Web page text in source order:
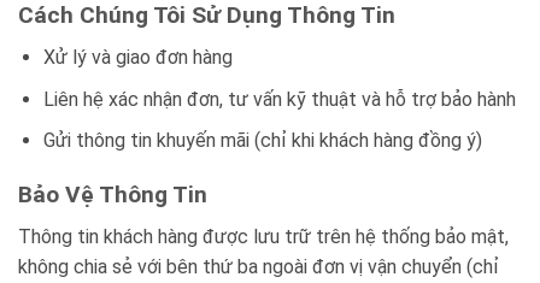
Báo giá miễn phí →
Cách Chúng Tôi Sử Dụng Thông Tin
Xử lý và giao đơn hàng
Liên hệ xác nhận đơn, tư vấn kỹ thuật và hỗ trợ bảo hành
Gửi thông tin khuyến mãi (chỉ khi khách hàng đồng ý)
Bảo Vệ Thông Tin
Thông tin khách hàng được lưu trữ trên hệ thống bảo mật,
không chia sẻ với bên thứ ba ngoài đơn vị vận chuyển (chỉ